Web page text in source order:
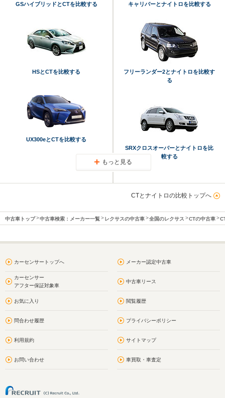
GSハイブリッドとCTを比較する
HSとCTを比較する
UX300eとCTを比較する
キャリバーとナイトロを比較する
フリーランダー2とナイトロを比較す
る
SRXクロスオーバーとナイトロを比
較する
もっと見る
CTとナイトロの比較トップへ
中古車トップ 中古車検索：メーカー一覧 レクサスの中古車 全国のレクサス CTの中古車
カーセンサートップへ メーカー認定中古車
カーセンサー
アフター保証対象車
中古車リース
お気に入り 閲覧履歴
問合わせ履歴 プライバシーポリシー
利用規約 サイトマップ
お問い合わせ 車買取・車査定